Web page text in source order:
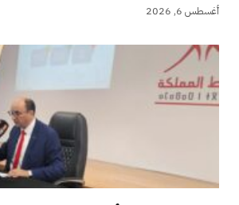
أغسطس 6, 2026